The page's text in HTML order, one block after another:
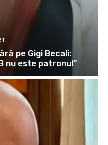
pe Gigi Becali:
nu este patronul”